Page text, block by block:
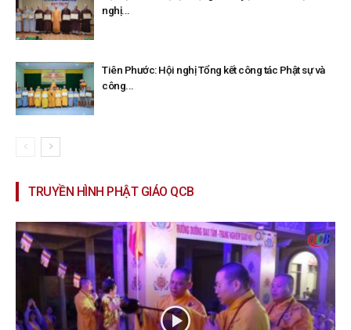
nghị...
Tiên Phước: Hội nghị Tổng kết công tác Phật sự và
công...
TRUYỀN HÌNH PHẬT GIÁO QCB